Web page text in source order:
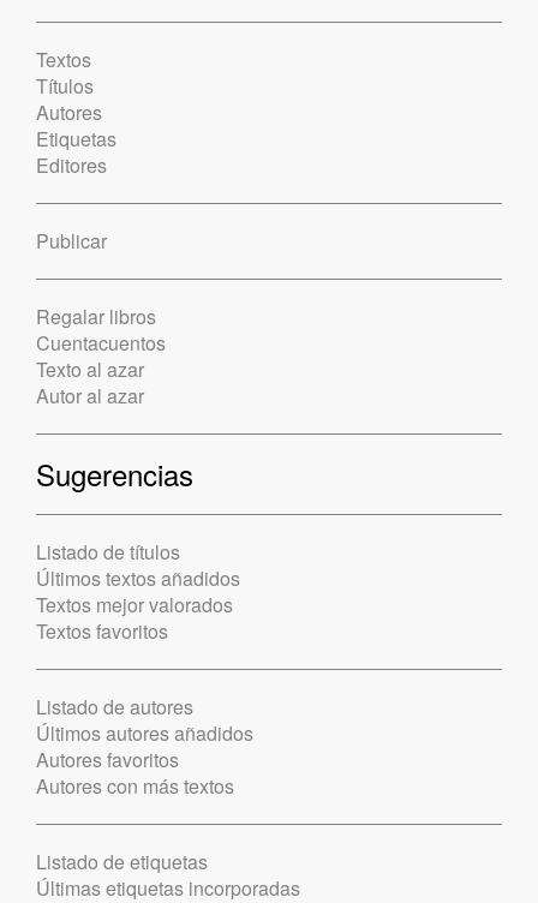
Textos
Títulos
Autores
Etiquetas
Editores
Publicar
Regalar libros
Cuentacuentos
Texto al azar
Autor al azar
Sugerencias
Listado de títulos
Últimos textos añadidos
Textos mejor valorados
Textos favoritos
Listado de autores
Últimos autores añadidos
Autores favoritos
Autores con más textos
Listado de etiquetas
Últimas etiquetas incorporadas